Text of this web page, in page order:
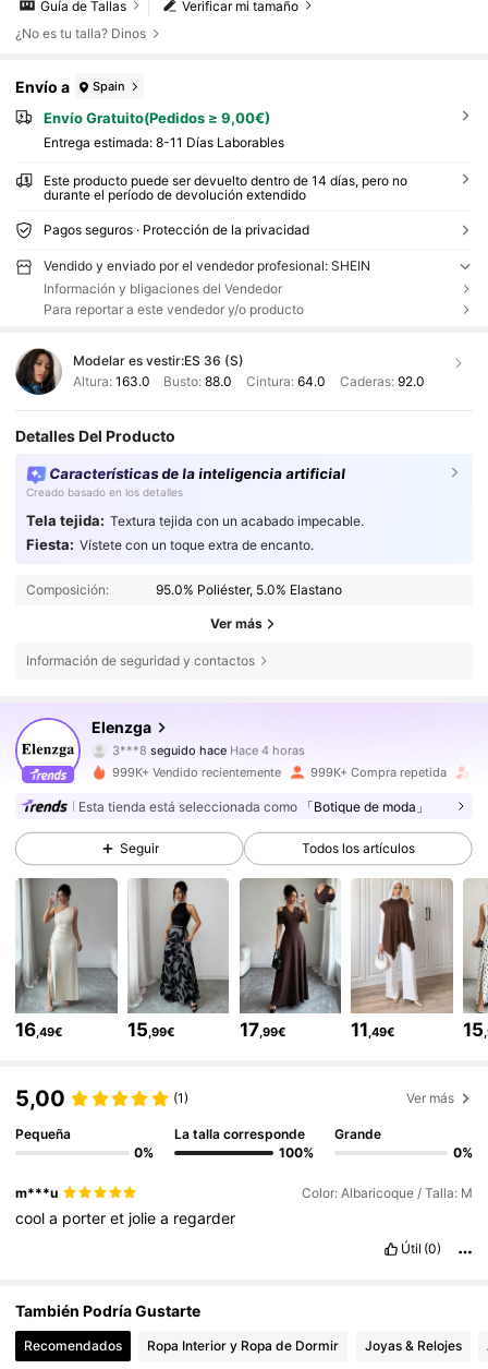
Verificar mi tamaño
Guía de Tallas
¿No es tu talla? Dinos
Envío a Spain
Envío Gratuito(Pedidos ≥ 9,00€)
Entrega estimada: 8-11 Días Laborables
Este producto puede ser devuelto dentro de 14 días, pero no
durante el período de devolución extendido
Pagos seguros · Protección de la privacidad
Vendido y enviado por el vendedor profesional: SHEIN
Información y bligaciones del Vendedor
Para reportar a este vendedor y/o producto
Modelar es vestir:ES 36 (S)
Altura: 163.0 Busto:88.0 Cintura: 64.0 Caderas: 92.0
Detalles Del Producto
Características de la inteligencia artificial
Creado basado en los detalles
Tela tejida: Textura tejida con un acabado impecable.
Fiesta: Vístete con un toque extra de encanto.
Composición: 95.0% Poliéster, 5.0% Elastano
Ver más
Información de seguridad y contactos
Elenzga
3***8seguido hace
c***3está navegando
4,77
3M Seguidores
4,77 3M Seguidores
3M Seguidores
4,77 3M Seguidores
3M Seguidores
4,77 3M Seguidores
999K+ Vendido recientemente 999K+ Compra repetida
Esta tienda está seleccionada como 「Botique de moda」
Seguir Todos los artículos
16,49€ 15,99€ 17,99€ 11,49€ 15
5,00 (1) Ver más
Pequeña
0%
La talla corresponde
100%
Grande
0%
m***u Color: Albaricoque / Talla: M
coola porteret joliea regarder
Útil (0)
También Podría Gustarte
Recomendados Ropa Interior y Ropa de Dormir Joyas & Relojes